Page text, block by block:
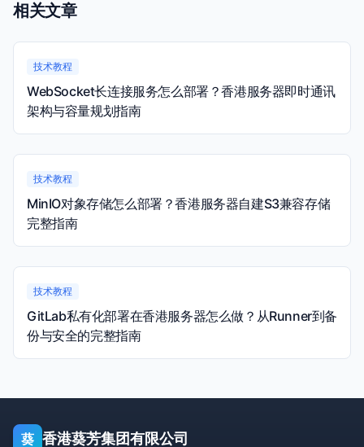
相关文章
技术教程
WebSocket长连接服务怎么部署？香港服务器即时通讯
架构与容量规划指南
技术教程
MinIO对象存储怎么部署？香港服务器自建S3兼容存储
完整指南
技术教程
GitLab私有化部署在香港服务器怎么做？从Runner到备
份与安全的完整指南
葵 香港葵芳集团有限公司